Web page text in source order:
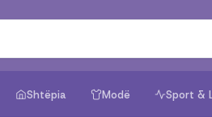
Shtëpia Modë Sport &